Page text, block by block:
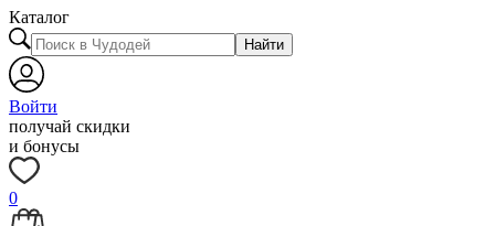
Каталог
Найти
Войти
получай скидки
и бонусы
0